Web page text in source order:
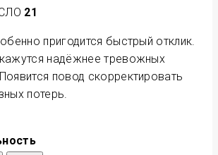
21
пригодится быстрый отклик.
надёжнее тревожных
повод скорректировать
потерь.